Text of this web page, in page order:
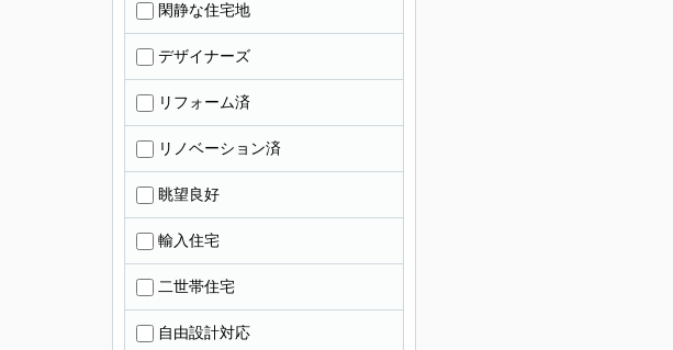
閑静な住宅地
デザイナーズ
リフォーム済
リノベーション済
眺望良好
輸入住宅
二世帯住宅
自由設計対応